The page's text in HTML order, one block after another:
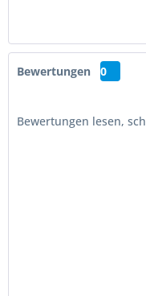
Bewertungen 0
Bewertungen lesen,